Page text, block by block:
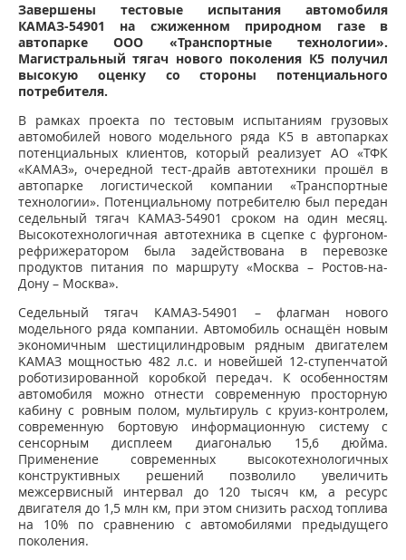
КОНТАКТНАЯ ИНФОРМАЦИЯ
Завершены тестовые испытания автомобиля
КАМАЗ-54901 на сжиженном природном газе в
автопарке ООО «Транспортные технологии».
Магистральный тягач нового поколения К5 получил
высокую оценку со стороны потенциального
потребителя.
В рамках проекта по тестовым испытаниям грузовых
автомобилей нового модельного ряда К5 в автопарках
потенциальных клиентов, который реализует АО «ТФК
«КАМАЗ», очередной тест-драйв автотехники прошёл в
автопарке логистической компании «Транспортные
технологии». Потенциальному потребителю был передан
седельный тягач КАМАЗ-54901 сроком на один месяц.
Высокотехнологичная автотехника в сцепке с фургоном-
рефрижератором была задействована в перевозке
продуктов питания по маршруту «Москва – Ростов-на-
Дону – Москва».
Седельный тягач КАМАЗ-54901 – флагман нового
модельного ряда компании. Автомобиль оснащён новым
экономичным шестицилиндровым рядным двигателем
KAMAЗ мощностью 482 л.с. и новейшей 12-ступенчатой
роботизированной коробкой передач. К особенностям
автомобиля можно отнести современную просторную
кабину с ровным полом, мультируль с круиз-контролем,
современную бортовую информационную систему с
сенсорным дисплеем диагональю 15,6 дюйма.
Применение современных высокотехнологичных
конструктивных решений позволило увеличить
межсервисный интервал до 120 тысяч км, а ресурс
двигателя до 1,5 млн км, при этом снизить расход топлива
на 10% по сравнению с автомобилями предыдущего
поколения.